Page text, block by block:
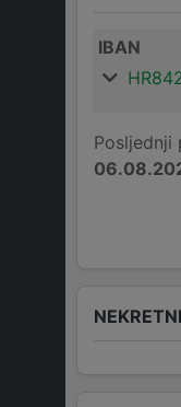
IBAN
Posljednji